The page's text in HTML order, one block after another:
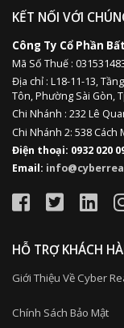
KẾT NỐI VỚI
Công Ty Cổ Phần
Mã Số Thuế :
Địa chỉ : L18-11-13,
Tôn, Phường Sài Gòn,
Chi Nhánh : 232 Lê
Chi Nhánh 2: 538 Cách
Điện thoại: 0932 020
Email:
HỖ TRỢ KHÁCH
Giới Thiệu Về Cyber
Chính Sách Bảo Mật